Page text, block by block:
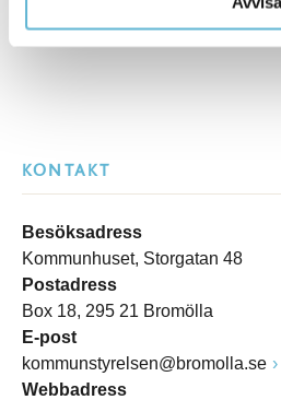
KONTAKT
Besöksadress
Kommunhuset, Storgatan 48
Postadress
Box 18, 295 21 Bromölla
E-post
kommunstyrelsen@bromolla.se
Webbadress